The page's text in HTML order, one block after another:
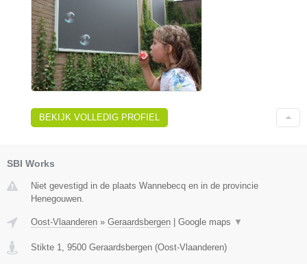
BEKIJK VOLLEDIG PROFIEL
SBI Works
Niet gevestigd in de plaats Wannebecq en in de provincie
Henegouwen.
Oost-Vlaanderen » Geraardsbergen | Google maps ▼
Stikte 1 9500 Geraardsbergen (Oost-Vlaanderen)